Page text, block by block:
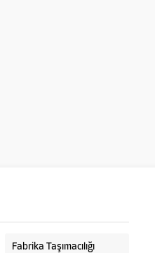
Fabrika Taşımacılığı